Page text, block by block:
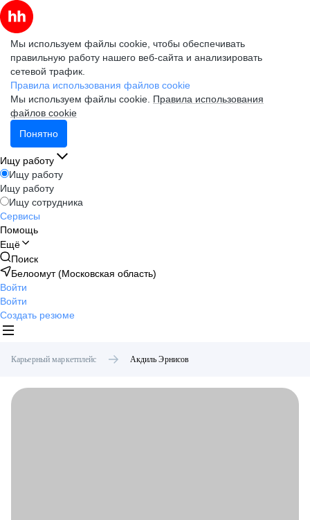
Мы используем файлы cookie, чтобы обеспечивать
правильную работу нашего веб-сайта и анализировать
сетевой трафик.
Правила использования файлов cookie
Мы используем файлы cookie. Правила использования
файлов cookie
Понятно
Ищу работу
Ищу работу
Ищу работу
Ищу сотрудника
Сервисы
Помощь
Ещё
Поиск
Белоомут (Московская область)
Войти
Войти
Создать резюме
Карьерный маркетплейс Акдиль Эрнисов